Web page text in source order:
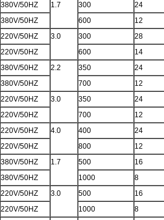
380V/50HZ 1.7 300
24
380V/50HZ 600
12
220V/50HZ 3.0 300
28
220V/50HZ 600
14
380V/50HZ 2.2 350
24
380V/50HZ 700
12
220V/50HZ 3.0 350
24
220V/50HZ 700
12
220V/50HZ 4.0 400
24
220V/50HZ 800
12
380V/50HZ 1.7 500
16
380V/50HZ 1000
8
220V/50HZ 3.0 500
16
220V/50HZ 1000
8